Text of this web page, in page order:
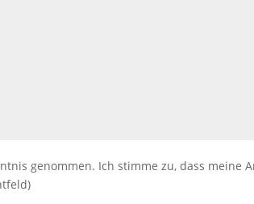
genommen. Ich stimme zu, dass meine